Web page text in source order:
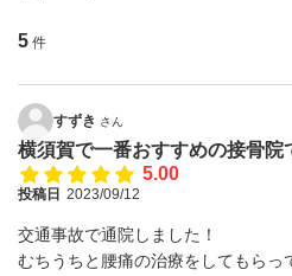
5 件
すずき さん
横須賀で一番おすすめの接骨院
5.00
投稿日 2023/09/12
交通事故で通院しました！
むちうちと腰痛の治療をしてもらっ